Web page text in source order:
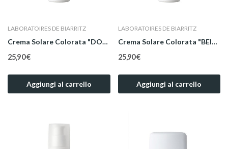
LABORATOIRES DE BIARRITZ
Crema Solare Colorata "DORÉ" Bio Viso SPF 50 50 ml
25,90 €
Aggiungi al carrello
LABORATOIRES DE BIARRITZ
Crema Solare Colorata "BEIGE" Bio Viso SPF 50...
25,90 €
Aggiungi al carrello